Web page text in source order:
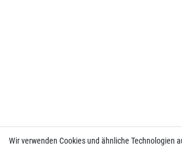
Wir verwenden Cookies und ähnliche Technologien